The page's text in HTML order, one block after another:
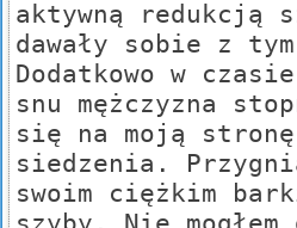
aktywną redukcją
dawały sobie z
Dodatkowo w
snu mężczyzna
się na moją stronę
siedzenia.
swoim ciężkim